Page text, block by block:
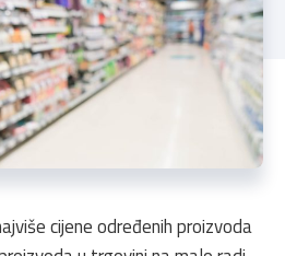
cijene određenih proizvoda